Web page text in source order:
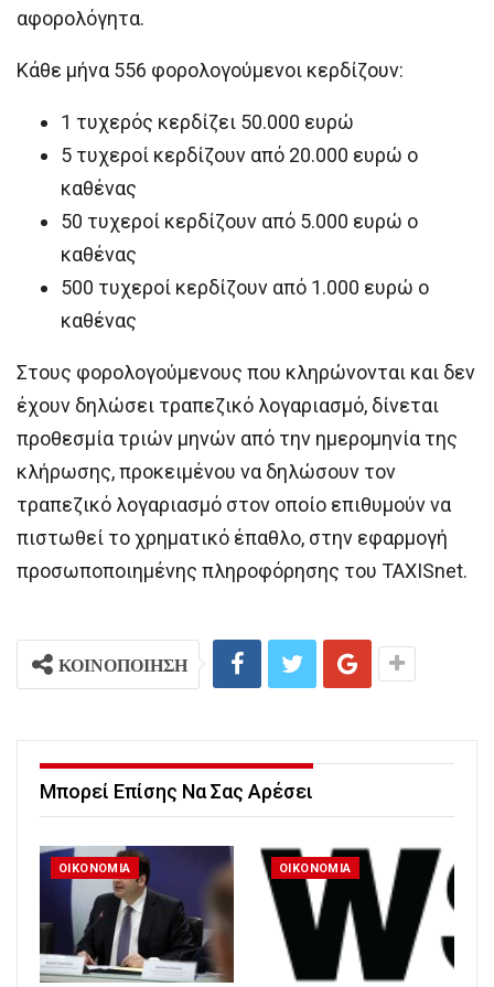
αφορολόγητα.
Κάθε μήνα 556 φορολογούμενοι κερδίζουν:
1 τυχερός κερδίζει 50.000 ευρώ
5 τυχεροί κερδίζουν από 20.000 ευρώ ο
καθένας
50 τυχεροί κερδίζουν από 5.000 ευρώ ο
καθένας
500 τυχεροί κερδίζουν από 1.000 ευρώ ο
καθένας
Στους φορολογούμενους που κληρώνονται και δεν
έχουν δηλώσει τραπεζικό λογαριασμό, δίνεται
προθεσμία τριών μηνών από την ημερομηνία της
κλήρωσης, προκειμένου να δηλώσουν τον
τραπεζικό λογαριασμό στον οποίο επιθυμούν να
πιστωθεί το χρηματικό έπαθλο, στην εφαρμογή
προσωποποιημένης πληροφόρησης του TAXISnet.
ΚΟΙΝΟΠΟΙΗΣΗ
Μπορεί Επίσης Να Σας Αρέσει
ΟΙΚΟΝΟΜΙΑ ΟΙΚΟΝΟΜΙΑ